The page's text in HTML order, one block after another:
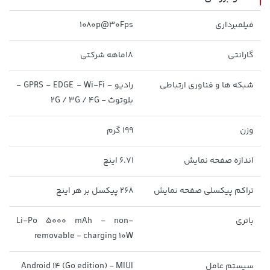
2,179,000
36,380,000 تومان
315,900 تومان خرید
فیلمبرداری 1080p@30Fps
گارانتی 18ماهه شرکتی
شبکه ها و فناوری ارتباطی
رادیو - GPRS - EDGE - Wi-Fi -
بلوتوث - 2G / 3G / 4G
وزن 199 گرم
اندازه صفحه نمایش 6.71 اینچ
تراکم پیکسلی صفحه نمایش 268 پیکسل بر هر اینچ
باتری
Li-Po 5000 mAh - non-
removable - charging 10W
سیستم عامل Android 14 (Go edition) - MIUI